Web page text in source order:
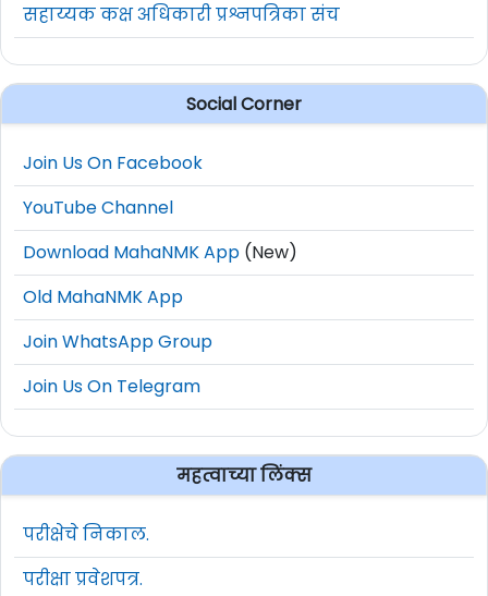
सहाय्यक कक्ष अधिकारी प्रश्नपत्रिका संच
Social Corner
Join Us On Facebook
YouTube Channel
Download MahaNMK App (New)
Old MahaNMK App
Join WhatsApp Group
Join Us On Telegram
महत्वाच्या लिंक्स
परीक्षेचे निकाल.
परीक्षा प्रवेशपत्र.